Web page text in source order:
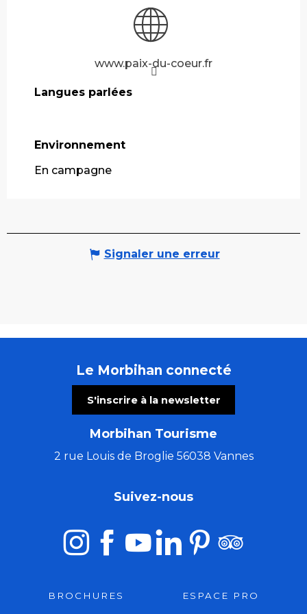
www.paix-du-coeur.fr
Langues parlées
Langues parlées
Environnement
Environnement
En campagne
Signaler une erreur
Le Morbihan connecté
S'inscrire à la newsletter
Morbihan Tourisme
2 rue Louis de Broglie 56038 Vannes
Suivez-nous
BROCHURES ESPACE PRO